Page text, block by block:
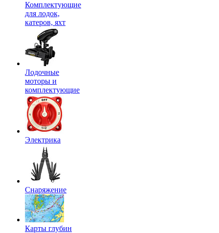
Комплектующие
для лодок,
катеров, яхт
Лодочные
моторы и
комплектующие
Электрика
Снаряжение
Карты глубин